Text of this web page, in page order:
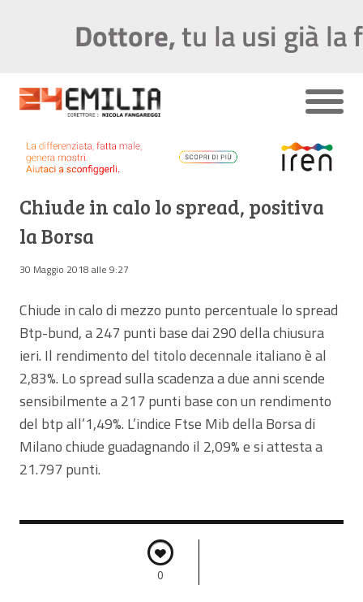
Chiude in calo lo spread, positiva
la Borsa
30 Maggio 2018 alle 9:27
Chiude in calo di mezzo punto percentuale lo spread
Btp-bund, a 247 punti base dai 290 della chiusura
ieri. Il rendimento del titolo decennale italiano è al
2,83%. Lo spread sulla scadenza a due anni scende
sensibilmente a 217 punti base con un rendimento
del btp all’1,49%. L’indice Ftse Mib della Borsa di
Milano chiude guadagnando il 2,09% e si attesta a
21.797 punti.
0